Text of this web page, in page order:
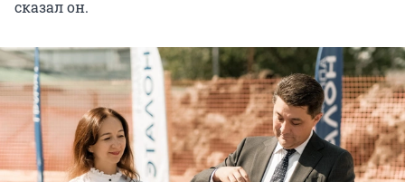
сказал он.